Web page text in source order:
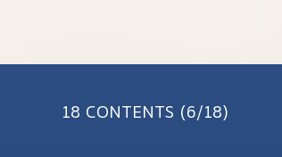
18 CONTENTS (6/18)